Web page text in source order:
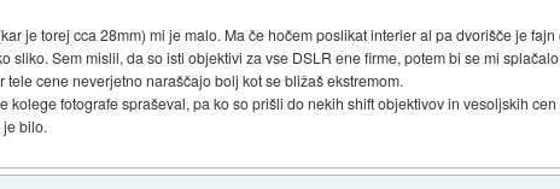
je torej cca 28mm) mi je malo. Ma če hočem poslikat interier al pa dvorišče je
sliko. Sem mislil, da so isti objektivi za vse DSLR ene firme, potem bi se mi
tele cene neverjetno naraščajo bolj kot se bližaš ekstremom.
kolege fotografe spraševal, pa ko so prišli do nekih shift objektivov in vesoljskih
bilo.